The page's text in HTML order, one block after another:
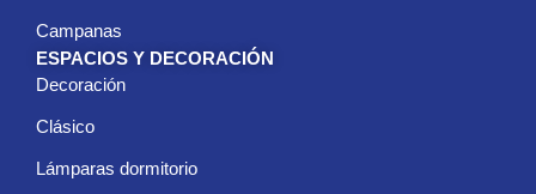
Campanas
ESPACIOS Y DECORACIÓN
Decoración
Clásico
Lámparas dormitorio